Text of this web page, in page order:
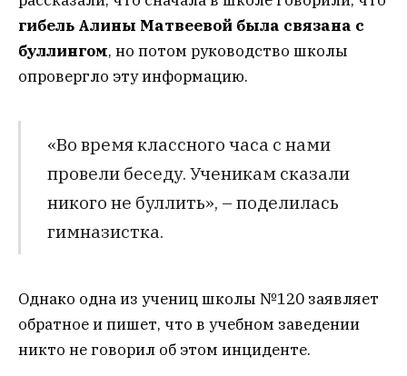
гибель Алины Матвеевой была связана с
буллингом, но потом руководство школы
опровергло эту информацию.
«Во время классного часа с нами
провели беседу. Ученикам сказали
никого не буллить», – поделилась
гимназистка.
Однако одна из учениц школы №120 заявляет
обратное и пишет, что в учебном заведении
никто не говорил об этом инциденте.